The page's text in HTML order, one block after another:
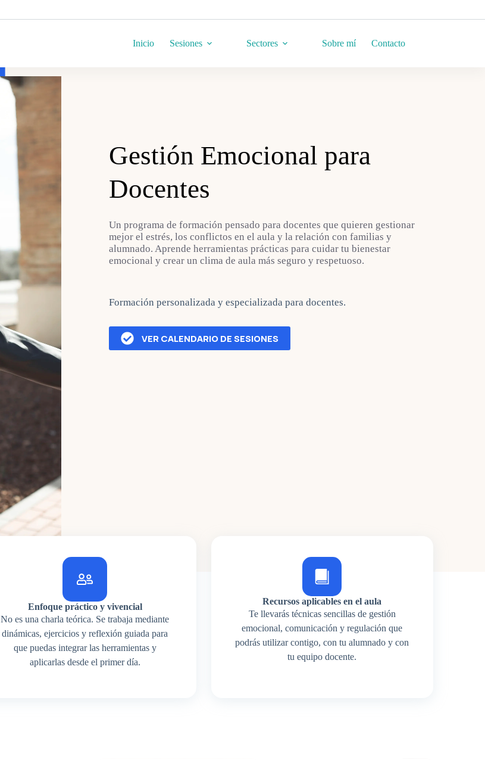
Inicio Sesiones Sectores Sobre mí Contacto
Gestión Emocional para
Docentes
Un programa de formación pensado para docentes que quieren gestionar
mejor el estrés, los conflictos en el aula y la relación con familias y
alumnado. Aprende herramientas prácticas para cuidar tu bienestar
emocional y crear un clima de aula más seguro y respetuoso.
Formación personalizada y especializada para docentes.
VER CALENDARIO DE SESIONES
Enfoque práctico y vivencial
No es una charla teórica. Se trabaja mediante
dinámicas, ejercicios y reflexión guiada para
que puedas integrar las herramientas y
aplicarlas desde el primer día.
Recursos aplicables en el aula
Te llevarás técnicas sencillas de gestión
emocional, comunicación y regulación que
podrás utilizar contigo, con tu alumnado y con
tu equipo docente.